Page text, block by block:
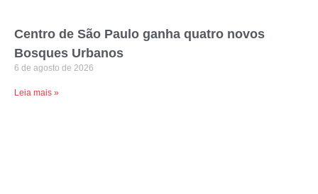
Centro de São Paulo ganha quatro novos
Bosques Urbanos
6 de agosto de 2026
Leia mais »